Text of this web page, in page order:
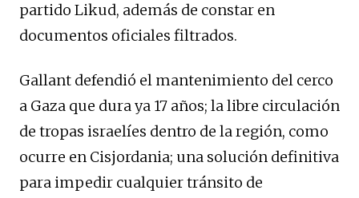
partido Likud, además de constar en
documentos oficiales filtrados.
Gallant defendió el mantenimiento del cerco
a Gaza que dura ya 17 años; la libre circulación
de tropas israelíes dentro de la región, como
ocurre en Cisjordania; una solución definitiva
para impedir cualquier tránsito de